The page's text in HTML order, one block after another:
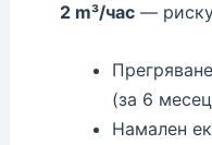
2 m³/час—
(за 6
Намален